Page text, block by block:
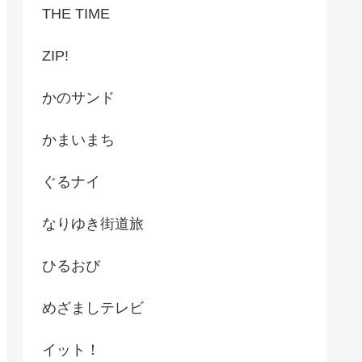
THE TIME
ZIP!
かのサンド
かまいまち
ぐるナイ
なりゆき街道旅
ひるおび
めざましテレビ
イット！